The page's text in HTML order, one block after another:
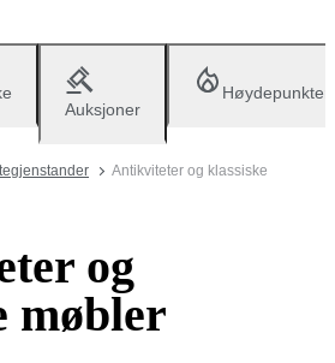
Auksjoner
Høydepunkter
Antikviteter og klassiske
og
møbler